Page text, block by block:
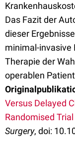
Das Fazit der
dieser
minimal-invasive
Therapie der
operablen
Versus Delayed
Randomised Trial
Surgery, doi: